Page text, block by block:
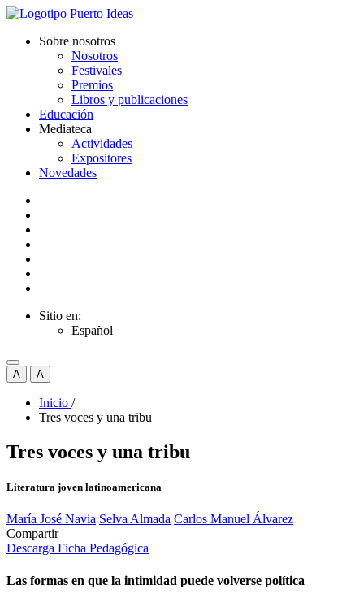
Sobre nosotros
Nosotros
Festivales
Premios
Libros y publicaciones
Educación
Mediateca
Actividades
Expositores
Novedades
Sitio en:
Español
A A
Inicio /
Tres voces y una tribu
Tres voces y una tribu
Literatura joven latinoamericana
María José Navia Selva Almada Carlos Manuel Álvarez
Compartir
Descarga Ficha Pedagógica
Las formas en que la intimidad puede volverse política